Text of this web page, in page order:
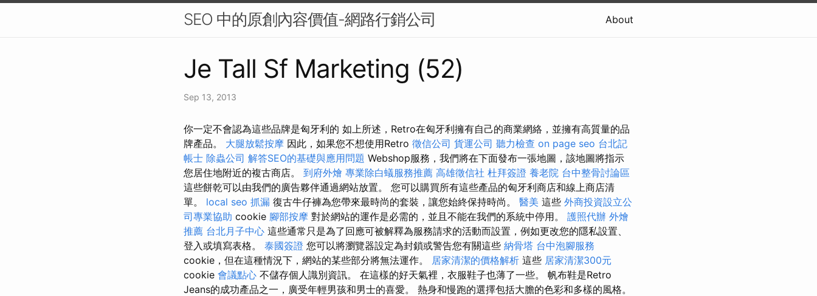
SEO 中的原創內容價值-網路行銷公司 About
Je Tall Sf Marketing (52)
Sep 13, 2013
你一定不會認為這些品牌是匈牙利的 如上所述，Retro在匈牙利擁有自己的商業網絡，並擁有高質量的品
牌產品。 大腿放鬆按摩 因此，如果您不想使用Retro 徵信公司 貨運公司 聽力檢查 on page seo 台北記
帳士 除蟲公司 解答SEO的基礎與應用問題 Webshop服務，我們將在下面發布一張地圖，該地圖將指示
您居住地附近的複古商店。 到府外燴 專業除白蟻服務推薦 高雄徵信社 杜拜簽證 養老院 台中整骨討論區
這些餅乾可以由我們的廣告夥伴通過網站放置。 您可以購買所有這些產品的匈牙利商店和線上商店清
單。 local seo 抓漏 復古牛仔褲為您帶來最時尚的套裝，讓您始終保持時尚。 醫美 這些 外商投資設立公
司專業協助 cookie 腳部按摩 對於網站的運作是必需的，並且不能在我們的系統中停用。 護照代辦 外燴
推薦 台北月子中心 這些通常只是為了回應可被解釋為服務請求的活動而設置，例如更改您的隱私設置、
登入或填寫表格。 泰國簽證 您可以將瀏覽器設定為封鎖或警告您有關這些 納骨塔 台中泡腳服務
cookie，但在這種情況下，網站的某些部分將無法運作。 居家清潔的價格解析 這些 居家清潔300元
cookie 會議點心 不儲存個人識別資訊。 在這樣的好天氣裡，衣服鞋子也薄了一些。 帆布鞋是Retro
Jeans的成功產品之一，廣受年輕男孩和男士的喜愛。 熱身和慢跑的選擇包括大膽的色彩和多樣的風格。